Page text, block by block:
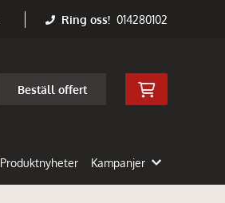
Ring oss! 014280102
Beställ offert
Produktnyheter Kampanjer